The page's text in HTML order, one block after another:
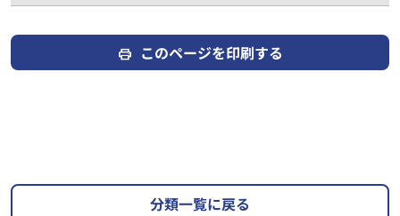
print このページを印刷する
分類一覧に戻る